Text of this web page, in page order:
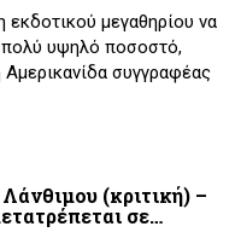
μεγαθηρίου να
πολύ υψηλό ποσοστό,
συγγραφέας
(κριτική) –
σε…